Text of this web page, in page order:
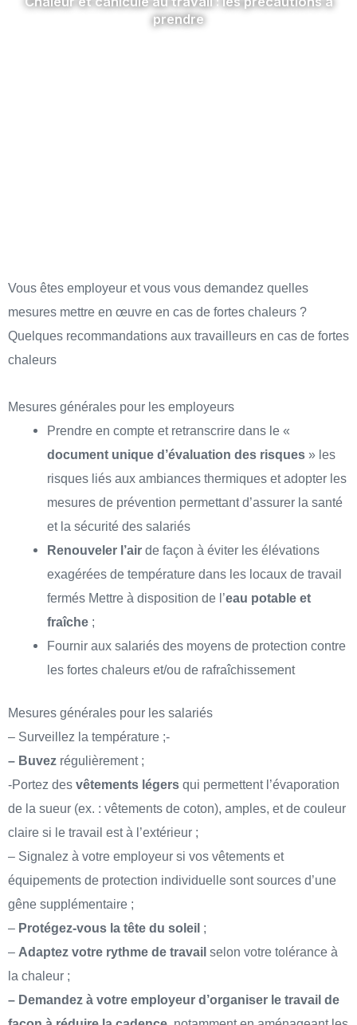
prendre
Vous êtes employeur et vous vous demandez quelles
mesures mettre en œuvre en cas de fortes chaleurs ?
Quelques recommandations aux travailleurs en cas de fortes
chaleurs
Mesures générales pour les employeurs
Prendre en compte et retranscrire dans le «
document unique d’évaluation des risques » les
risques liés aux ambiances thermiques et adopter les
mesures de prévention permettant d’assurer la santé
et la sécurité des salariés
Renouveler l’airde façon à éviter les élévations
exagérées de température dans les locaux de travail
fermés Mettre à disposition de l’eau potable et
fraîche ;
Fournir aux salariés des moyens de protection contre
les fortes chaleurs et/ou de rafraîchissement
Mesures générales pour les salariés
– Surveillez la température ;-
– Buvez régulièrement ;
-Portez des vêtements légers qui permettent l’évaporation
de la sueur (ex. : vêtements de coton), amples, et de couleur
claire si le travail est à l’extérieur ;
– Signalez à votre employeur si vos vêtements et
équipements de protection individuelle sont sources d’une
gêne supplémentaire ;
– Protégez-vous la tête du soleil ;
– Adaptez votre rythme de travail selon votre tolérance à
la chaleur ;
– Demandez à votre employeur d’organiser le travail de